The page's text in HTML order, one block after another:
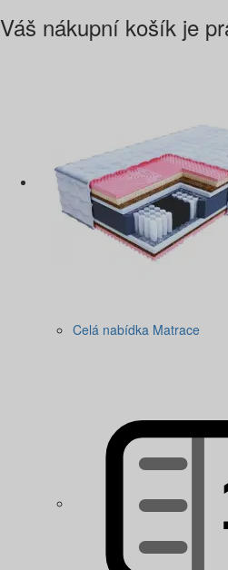
Váš nákupní košík je
Celá nabídka Matrace